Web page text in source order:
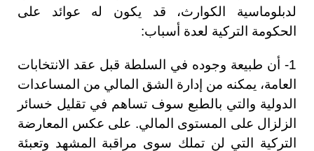
لدبلوماسية الكوارث، قد يكون له عوائد على
الحكومة التركية لعدة أسباب:
1- أن طبيعة وجوده في السلطة قبل عقد الانتخابات
العامة، يمكنه من إدارة الشق المالي من المساعدات
الدولية والتي بالطبع سوف تساهم في تقليل خسائر
الزلزال على المستوى المالي. على عكس المعارضة
التركية التي لن تملك سوى مراقبة المشهد وتعبئة